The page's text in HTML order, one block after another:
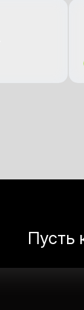
Пусть